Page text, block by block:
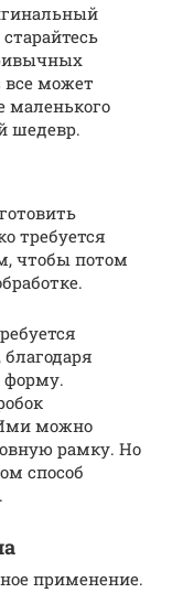
все может
маленького
шедевр.
требуется
чтобы потом
форму.
можно
рамку. Но
способ
применение.